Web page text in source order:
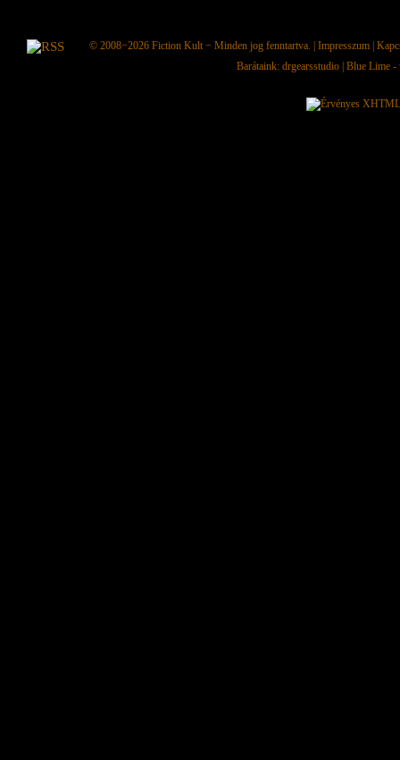
© 2008−2026 Fiction Kult − Minden jog fenntartva. | Impresszum
Barátaink: drgearsstudio Blue Lime -